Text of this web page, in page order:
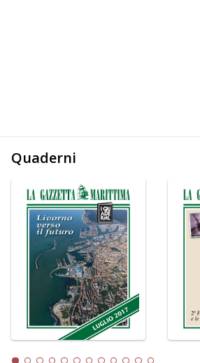
Quaderni